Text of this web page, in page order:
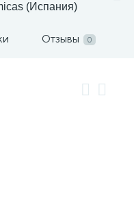
(Испания)
Отзывы 0